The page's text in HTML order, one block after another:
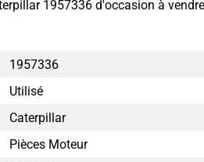
1957336 d'occasion à
1957336
Utilisé
Caterpillar
Pièces Moteur